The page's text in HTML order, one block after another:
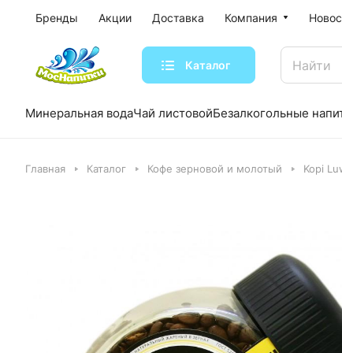
Бренды Акции Доставка Компания
Каталог
Минеральная водаЧай листовойБезалкогольные
Главная Каталог Кофе зерновой и молотый Kopi